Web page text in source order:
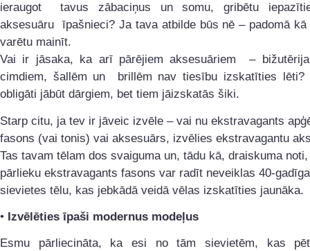
ieraugot tavus zābaciņus un somu, gribētu
aksesuāru īpašnieci? Ja tava atbilde būs nē – padomā
varētu mainīt.
Vai ir jāsaka, ka arī pārējiem aksesuāriem –
cimdiem, šallēm un brillēm nav tiesību izskatīties lēti?
obligāti jābūt dārgiem, bet tiem jāizskatās šiki.
Starp citu, ja tev ir jāveic izvēle – vai nu ekstravagants
fasons (vai tonis) vai aksesuārs, izvēlies ekstravagantu
Tas tavam tēlam dos svaiguma un, tādu kā, draiskuma
pārlieku ekstravagants fasons var radīt neveiklas 40-
sievietes tēlu, kas jebkādā veidā vēlas izskatīties jaunāka.
• Izvēlēties īpaši modernus modeļus
Esmu pārliecināta, ka esi no tām sievietēm, kas